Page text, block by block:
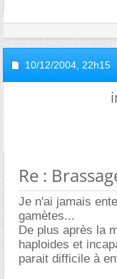
10/12/2004, 22h15
Re :
Je n'ai jamais
gamètes...
De plus après la
haploides et
parait difficile à